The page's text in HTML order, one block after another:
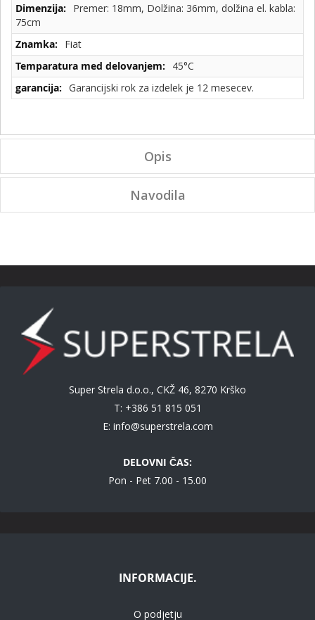
Premer: 18mm, Dolžina: 36mm, dolžina el. kabla:
75cm
Fiat
45°C
Garancijski rok za izdelek je 12 mesecev.
Opis
Navodila
Super Strela d.o.o., CKŽ 46, 8270 Krško
T: +386 51 815 051
E: info@superstrela.com
DELOVNI ČAS:
Pon - Pet 7.00 - 15.00
INFORMACIJE.
O podjetju